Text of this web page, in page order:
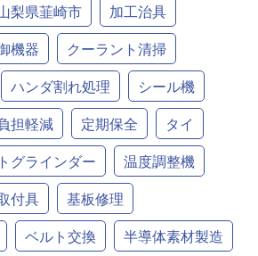
梨県韮崎市
加工治具
機器
クーラント清掃
ハンダ割れ処理
シール機
担軽減 定期保全
タイ
グラインダー
温度調整機
付具
基板修理
ベルト交換
半導体素材製造